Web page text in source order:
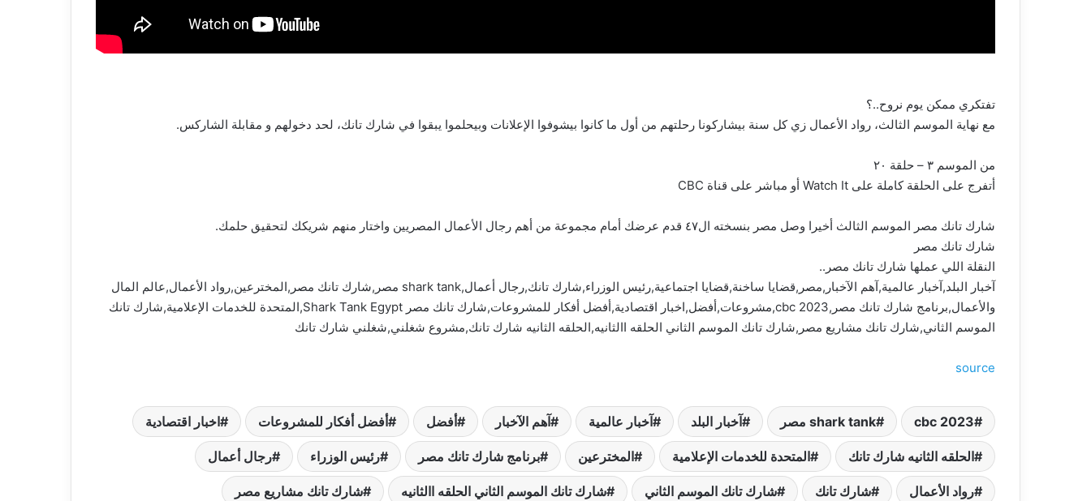
تفتكري ممكن يوم نروح..؟
مع نهاية الموسم الثالث، رواد الأعمال زي كل سنة بيشاركونا رحلتهم من أول ما كانوا بيشوفوا الإعلانات وبيحلموا يبقوا في شارك تانك، لحد دخولهم و مقابلة الشاركس.
من الموسم ٣ – حلقة ٢٠
أتفرج على الحلقة كاملة على Watch It أو مباشر على قناة CBC
شارك تانك مصر الموسم الثالث أخيرا وصل مصر بنسخته ال٤٧ قدم عرضك أمام مجموعة من أهم رجال الأعمال المصريين واختار منهم شريكك لتحقيق حلمك.
شارك تانك مصر
النقلة اللي عملها شارك تانك مصر..
آخبار البلد,آخبار عالمية,آهم الآخبار,مصر,قضايا ساخنة,قضايا اجتماعية,رئيس الوزراء,شارك تانك,رجال أعمال,shark tank مصر,شارك تانك مصر,المخترعين,رواد الأعمال,عالم المال
والأعمال,برنامج شارك تانك مصر,cbc 2023,مشروعات,أفضل,اخبار اقتصادية,أفضل أفكار للمشروعات,شارك تانك مصر Shark Tank Egypt,المتحدة للخدمات الإعلامية,شارك تانك
الموسم الثاني,شارك تانك مشاريع مصر,شارك تانك الموسم الثاني الحلقه االثانيه,الحلقه الثانيه شارك تانك,مشروع شغلني,شغلني شارك تانك
source
cbc 2023 shark tank مصر آخبار البلد آخبار عالمية آهم الآخبار أفضل أفضل أفكار للمشروعات اخبار اقتصادية
الحلقه الثانيه شارك تانك المتحدة للخدمات الإعلامية المخترعين برنامج شارك تانك مصر رئيس الوزراء رجال أعمال
رواد الأعمال شارك تانك شارك تانك الموسم الثاني شارك تانك الموسم الثاني الحلقه االثانيه شارك تانك مشاريع مصر